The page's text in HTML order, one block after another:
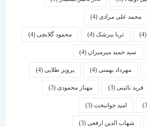
مرادی(4)
ثریا بیرشک(4) محمود گلابچی(4)
میرمیران(4)
بهمنی (4) پرویز طلایی(4)
(3) مهناز محمودی(3)
امید جوانبخت(3)
الدین ارفعی(3)